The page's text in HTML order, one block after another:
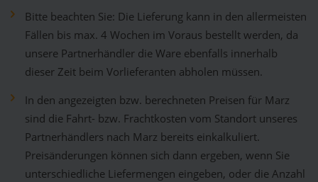
Bitte beachten Sie: Die Lieferung kann in den allermeisten
Fällen bis max. 4 Wochen im Voraus bestellt werden, da
unsere Partnerhändler die Ware ebenfalls innerhalb
dieser Zeit beim Vorlieferanten abholen müssen.
In den angezeigten bzw. berechneten Preisen für Marz
sind die Fahrt- bzw. Frachtkosten vom Standort unseres
Partnerhändlers nach Marz bereits einkalkuliert.
Preisänderungen können sich dann ergeben, wenn Sie
unterschiedliche Liefermengen eingeben, oder die Anzahl